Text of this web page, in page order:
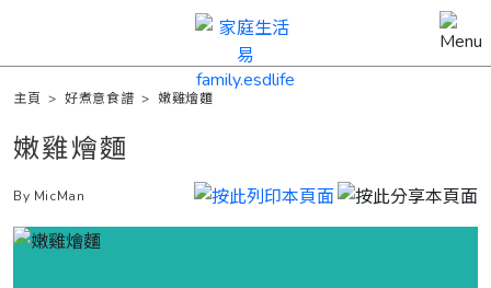
主頁 >好煮意食譜 > 嫩雞燴麵
嫩雞燴麵
By MicMan